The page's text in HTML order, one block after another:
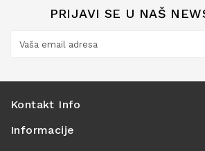
PRIJAVI SE U NAŠ
Kontakt Info
Informacije